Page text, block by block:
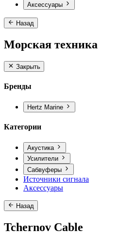
Аксессуары
Назад
Морская техника
Закрыть
Бренды
Hertz Marine
Категории
Акустика
Усилители
Сабвуферы
Источники сигнала
Аксессуары
Назад
Tchernov Cable